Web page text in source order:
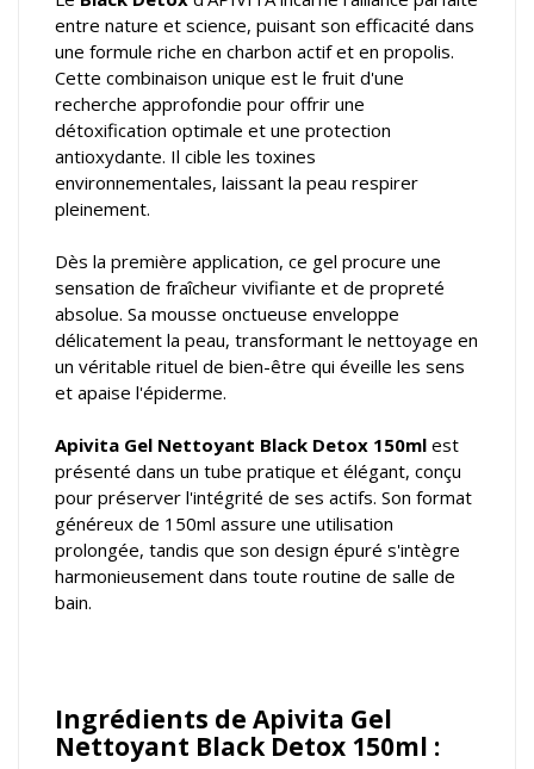
entre nature et science, puisant son efficacité dans
une formule riche en charbon actif et en propolis.
Cette combinaison unique est le fruit d'une
recherche approfondie pour offrir une
détoxification optimale et une protection
antioxydante. Il cible les toxines
environnementales, laissant la peau respirer
pleinement.
Dès la première application, ce gel procure une
sensation de fraîcheur vivifiante et de propreté
absolue. Sa mousse onctueuse enveloppe
délicatement la peau, transformant le nettoyage en
un véritable rituel de bien-être qui éveille les sens
et apaise l'épiderme.
Apivita Gel Nettoyant Black Detox 150ml est
présenté dans un tube pratique et élégant, conçu
pour préserver l'intégrité de ses actifs. Son format
généreux de 150ml assure une utilisation
prolongée, tandis que son design épuré s'intègre
harmonieusement dans toute routine de salle de
bain.
Ingrédients de Apivita Gel
Nettoyant Black Detox 150ml :